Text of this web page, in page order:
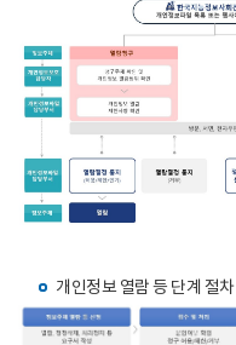
개인정보 열람 등 단계 절차